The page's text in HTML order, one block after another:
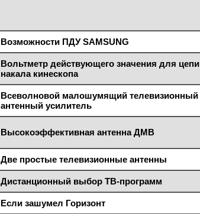
Возможности ПДУ SAMSUNG
Вольтметр действующего значения для цепи
накала кинескопа
Всеволновой малошумящий телевизионный
антенный усилитель
Высокоэффективная антенна ДМВ
Две простые телевизионные антенны
Дистанционный выбор ТВ-программ
Если зашумел Горизонт